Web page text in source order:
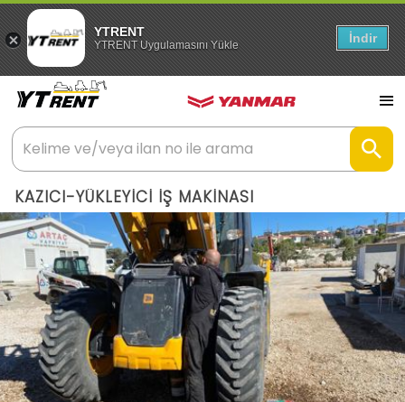
YTRENT
YTRENT Uygulamasını Yükle İndir
KAZICI-YÜKLEYİCİ İŞ MAKİNASI